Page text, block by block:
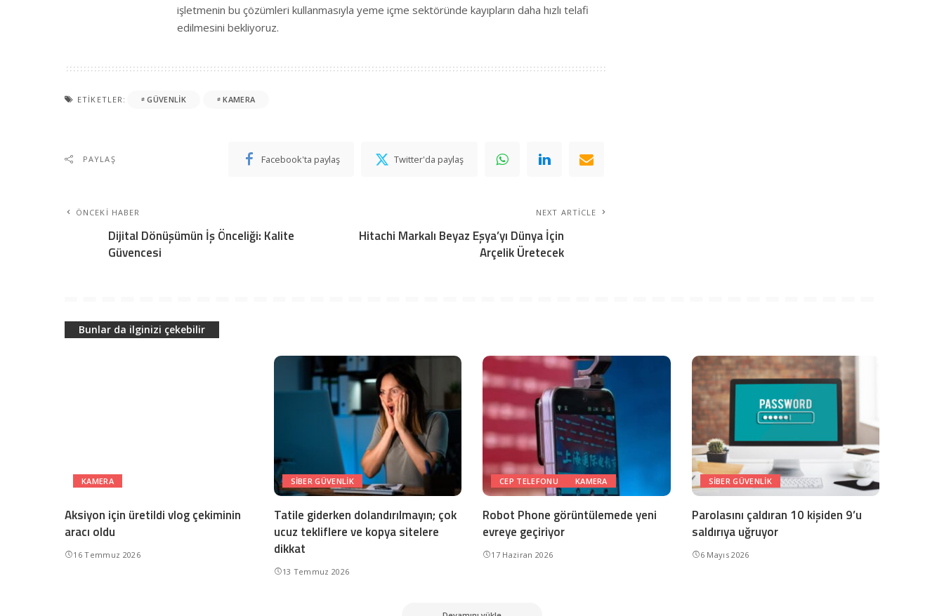
işletmenin bu çözümleri kullanmasıyla yeme içme sektöründe kayıpların daha hızlı telafi
edilmesini bekliyoruz.
ETIKETLER: GÜVENLIK KAMERA
PAYLAŞ Facebook'ta paylaş Twitter'da paylaş
ÖNCEKI HABER
Dijital Dönüşümün İş Önceliği: Kalite
Güvencesi
NEXT ARTICLE
Hitachi Markalı Beyaz Eşya’yı Dünya İçin
Arçelik Üretecek
Bunlar da ilginizi çekebilir
KAMERA
Aksiyon için üretildi vlog çekiminin
aracı oldu
16 Temmuz 2026
SIBER GÜVENLIK
Tatile giderken dolandırılmayın; çok
ucuz tekliflere ve kopya sitelere
dikkat
13 Temmuz 2026
CEP TELEFONU KAMERA
Robot Phone görüntülemede yeni
evreye geçiriyor
17 Haziran 2026
SIBER GÜVENLIK
Parolasını çaldıran 10 kişiden 9’u
saldırıya uğruyor
6 Mayıs 2026